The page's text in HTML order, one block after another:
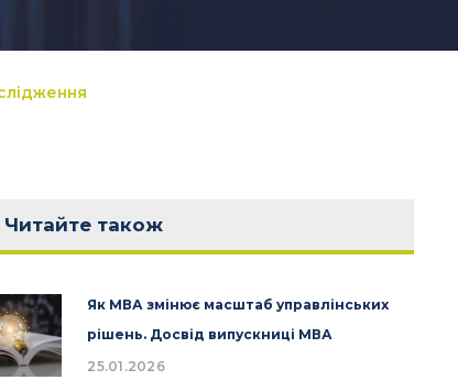
Читайте також
Як МВА змінює масштаб управлінських
рішень. Досвід випускниці МВА
25.01.2026